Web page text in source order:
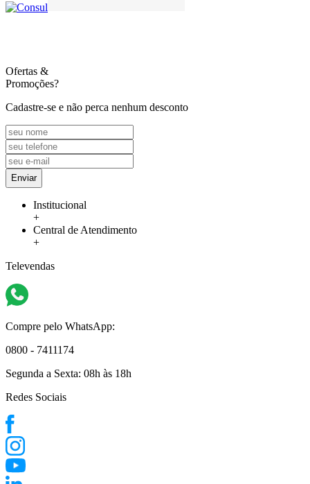
Ofertas &
Promoções?
Cadastre-se e não perca nenhum desconto
Enviar
Institucional
+
Central de Atendimento
+
Televendas
Compre pelo WhatsApp:
0800 - 7411174
Segunda a Sexta: 08h às 18h
Redes Sociais